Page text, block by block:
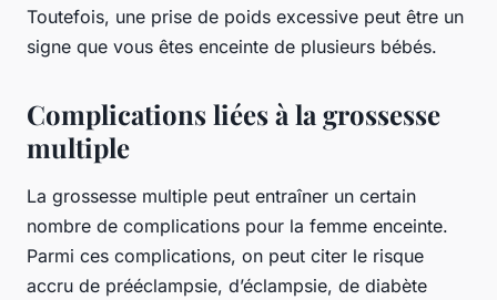
Toutefois, une prise de poids excessive peut être un
signe que vous êtes enceinte de plusieurs bébés.
Complications liées à la grossesse
multiple
La grossesse multiple peut entraîner un certain
nombre de complications pour la femme enceinte.
Parmi ces complications, on peut citer le risque
accru de prééclampsie, d’éclampsie, de diabète